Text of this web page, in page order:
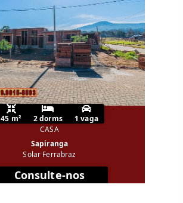
45 m² 2 dorms
1 vaga
CASA
Sapiranga
Solar Ferrabraz
Consulte-nos